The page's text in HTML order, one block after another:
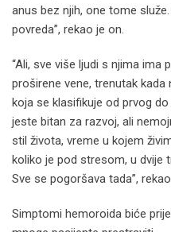
anus bez njih, one tome
povreda”, rekao je on.
“Ali, sve više ljudi s njima
proširene vene, trenutak
koja se klasifikuje od prvog
jeste bitan za razvoj, ali
stil života, vreme u kojem
koliko je pod stresom, u dvije
Sve se pogoršava tada”,
Simptomi hemoroida biće